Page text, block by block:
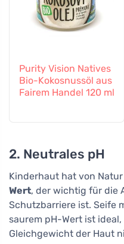
Purity Vision Natives
Bio-Kokosnussöl aus
Fairem Handel 120 ml
2. Neutrales pH
Kinderhaut hat von
Wert, der wichtig für die
Schutzbarriere ist. Seife
saurem pH-Wert ist
Gleichgewicht der Haut